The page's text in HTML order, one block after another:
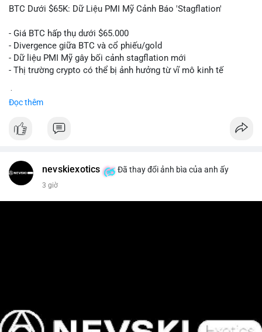
📰 Nguồn: Cointelegraph
BTC Dưới $65K: Dữ Liệu PMI Mỹ Cảnh Báo 'Stagflation'
- Giá BTC hấp thụ dưới $65.000
- Divergence giữa BTC và cổ phiếu/gold
- Dữ liệu PMI Mỹ gây bối cảnh stagflation mới
- Thị trường crypto có thể bị ảnh hưởng từ vĩ mô kinh tế
Đọc thêm
nevskiexotics Đã thay đổi ảnh bìa của anh ấy
3 giờ